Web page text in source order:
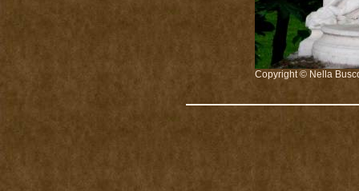
Copyright © Nella